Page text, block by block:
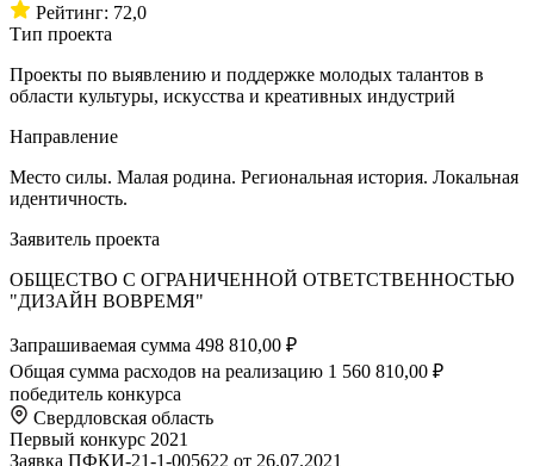
Рейтинг: 72,0
Тип проекта
Проекты по выявлению и поддержке молодых талантов в
области культуры, искусства и креативных индустрий
Направление
Место силы. Малая родина. Региональная история. Локальная
идентичность.
Заявитель проекта
ОБЩЕСТВО С ОГРАНИЧЕННОЙ ОТВЕТСТВЕННОСТЬЮ
"ДИЗАЙН ВОВРЕМЯ"
Запрашиваемая сумма 498 810,00 ₽
Общая сумма расходов на реализацию 1 560 810,00 ₽
победитель конкурса
Свердловская область
Первый конкурс 2021
Заявка ПФКИ-21-1-005622 от 26.07.2021